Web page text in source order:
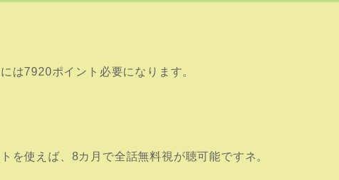
は7920ポイント必要になります。
を使えば、8カ月で全話無料視が聴可能ですネ。